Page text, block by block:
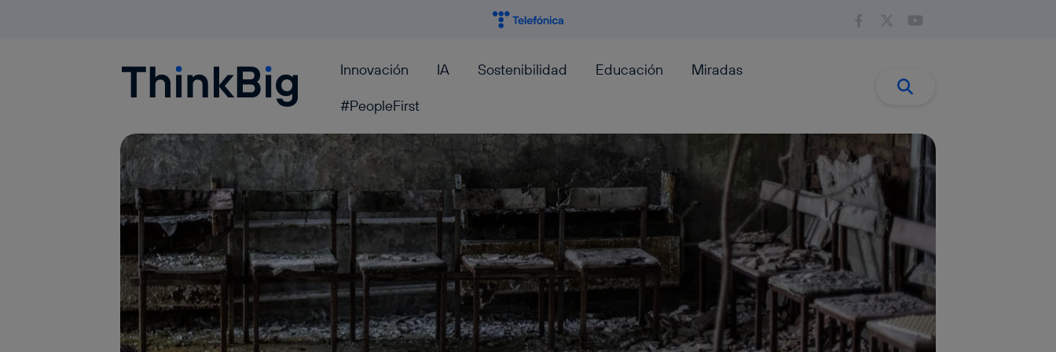
Blogthinkbig.com Innovación IA Sostenibilidad Educación
Miradas
#PeopleFirst
Buscar